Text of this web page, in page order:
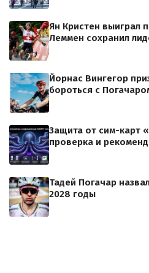
Ян Кристен выиграл
Леммен сохранил
Йорнас Вингегор
бороться с
Защита от сим-карт
проверка и
Тадей Погачар
2028 годы